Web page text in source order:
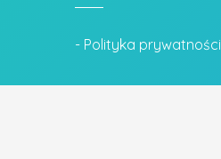
- Polityka prywatności